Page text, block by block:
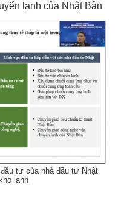
lạnh của Nhật Bản
tư của nhà đầu tư Nhật
lạnh